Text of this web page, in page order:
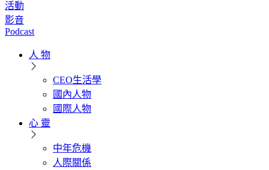
活動
影音
Podcast
人 物
CEO生活學
國內人物
國際人物
心 靈
中年危機
人際關係